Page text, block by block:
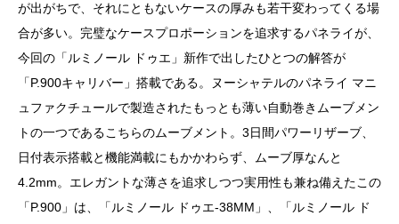
が出がちで、それにともないケースの厚みも若干変わってくる場
合が多い。完璧なケースプロポーションを追求するパネライが、
今回の「ルミノール ドゥエ」新作で出したひとつの解答が
「P.900キャリバー」搭載である。ヌーシャテルのパネライ マニ
ュファクチュールで製造されたもっとも薄い自動巻きムーブメン
トの一つであるこちらのムーブメント。3日間パワーリザーブ、
日付表示搭載と機能満載にもかかわらず、ムーブ厚なんと
4.2mm。エレガントな薄さを追求しつつ実用性も兼ね備えたこの
「P.900」は、「ルミノール ドゥエ-38MM」、「ルミノール ド